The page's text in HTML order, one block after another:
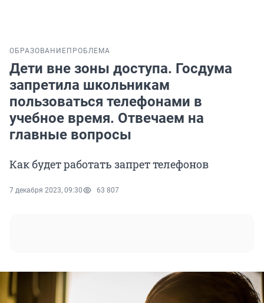
ОБРАЗОВАНИЕ ПРОБЛЕМА
Дети вне зоны доступа. Госдума
запретила школьникам
пользоваться телефонами в
учебное время. Отвечаем на
главные вопросы
Как будет работать запрет телефонов
7 декабря 2023, 09:30 63 807